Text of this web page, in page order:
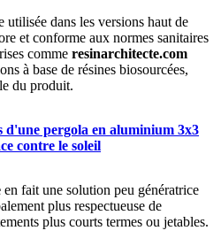
dans les versions haut de
et conforme aux normes sanitaires
comme resinarchitecte.com
à base de résines biosourcées,
du produit.
d'une pergola en aluminium 3x3
contre le soleil
en fait une solution peu génératrice
plus respectueuse de
plus courts termes ou jetables.